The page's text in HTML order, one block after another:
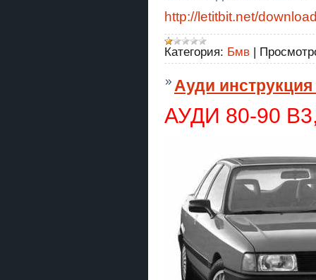
http://letitbit.net/
Категория: Бмв |
Ауди
АУДИ 80-90